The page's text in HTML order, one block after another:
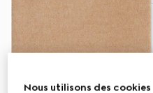
Nous utilisons des cookies